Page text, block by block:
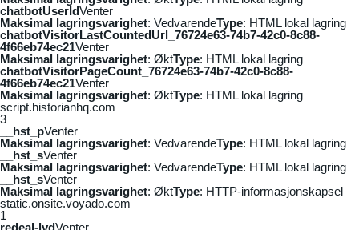
chatbotUserIdVenter
Maksimal lagringsvarighet: VedvarendeType: HTML lokal lagring
chatbotVisitorLastCountedUrl_76724e63-74b7-42c0-8c88-
4f66eb74ec21Venter
Maksimal lagringsvarighet: ØktType: HTML lokal lagring
chatbotVisitorPageCount_76724e63-74b7-42c0-8c88-
4f66eb74ec21Venter
Maksimal lagringsvarighet: ØktType: HTML lokal lagring
script.historianhq.com
3
__hst_pVenter
Maksimal lagringsvarighet: VedvarendeType: HTML lokal lagring
__hst_sVenter
Maksimal lagringsvarighet: VedvarendeType: HTML lokal lagring
__hst_sVenter
Maksimal lagringsvarighet: ØktType: HTTP-informasjonskapsel
static.onsite.voyado.com
1
redeal-lvdVenter